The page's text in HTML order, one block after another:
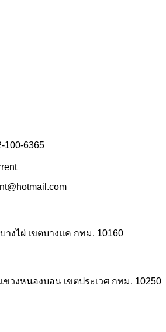
100-6365
างไผ่ เขตบางแค กทม. 10160
วงหนองบอน เขตประเวศ กทม. 10250